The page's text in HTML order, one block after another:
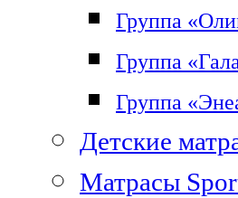
Группа
Группа
Группа
Детские
Матрасы